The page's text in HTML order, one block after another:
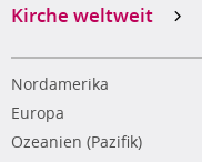
Kirche weltweit
Nordamerika
Europa
Ozeanien (Pazifik)